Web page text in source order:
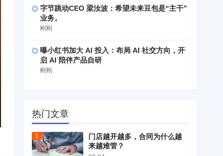
字节跳动CEO 梁汝波：希望未来豆包是“主干”
业务。
刚刚
曝小红书加大 AI 投入：布局 AI 社交方向，开
启 AI 陪伴产品自研
刚刚
热门文章
门店越开越多，合同为什么越
来越难管？